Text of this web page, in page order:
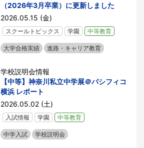
（2026年3月卒業）に更新しました
2026.05.15 (金)
スクールトピックス 学園 中等教育
大学合格実績 進路・キャリア教育
学校説明会情報
【中等】神奈川私立中学展＠パシフィコ
横浜 レポート
2026.05.02 (土)
入試情報 学園 中等教育
中学入試 学校説明会